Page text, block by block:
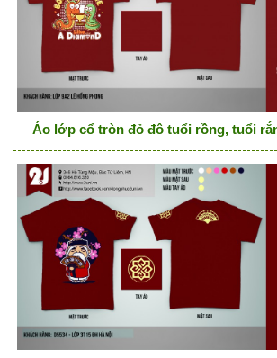
Áo lớp cổ tròn đỏ đô tuổi rồng, tuổi